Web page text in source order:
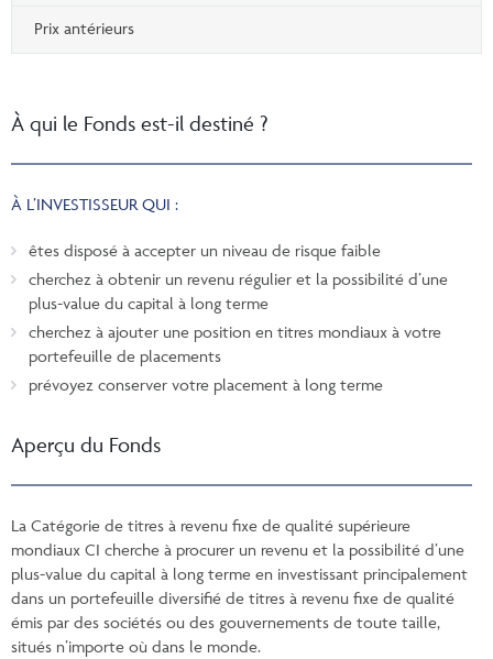
Prix antérieurs
À qui le Fonds est-il destiné ?
À L’INVESTISSEUR QUI :
êtes disposé à accepter un niveau de risque faible
cherchez à obtenir un revenu régulier et la possibilité d’une
plus-value du capital à long terme
cherchez à ajouter une position en titres mondiaux à votre
portefeuille de placements
prévoyez conserver votre placement à long terme
Aperçu du Fonds
La Catégorie de titres à revenu fixe de qualité supérieure
mondiaux CI cherche à procurer un revenu et la possibilité d’une
plus-value du capital à long terme en investissant principalement
dans un portefeuille diversifié de titres à revenu fixe de qualité
émis par des sociétés ou des gouvernements de toute taille,
situés n’importe où dans le monde.